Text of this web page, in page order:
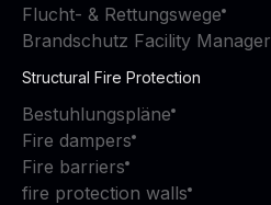
Flucht- & Rettungswege
Brandschutz Facility Manager
Structural Fire Protection
Bestuhlungspläne
Fire dampers
Fire barriers
fire protection walls